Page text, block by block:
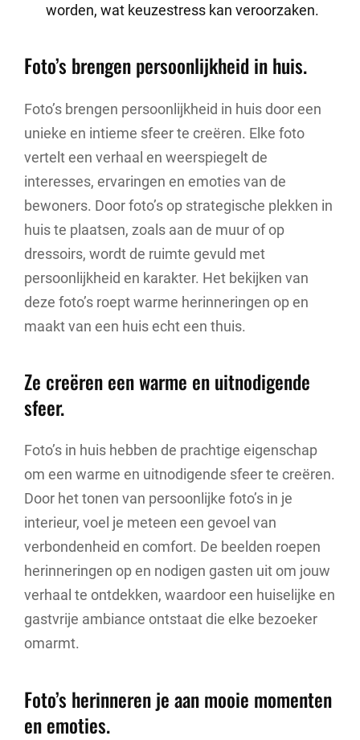
worden, wat keuzestress kan veroorzaken.
Foto’s brengen persoonlijkheid in huis.
Foto’s brengen persoonlijkheid in huis door een
unieke en intieme sfeer te creëren. Elke foto
vertelt een verhaal en weerspiegelt de
interesses, ervaringen en emoties van de
bewoners. Door foto’s op strategische plekken in
huis te plaatsen, zoals aan de muur of op
dressoirs, wordt de ruimte gevuld met
persoonlijkheid en karakter. Het bekijken van
deze foto’s roept warme herinneringen op en
maakt van een huis echt een thuis.
Ze creëren een warme en uitnodigende
sfeer.
Foto’s in huis hebben de prachtige eigenschap
om een warme en uitnodigende sfeer te creëren.
Door het tonen van persoonlijke foto’s in je
interieur, voel je meteen een gevoel van
verbondenheid en comfort. De beelden roepen
herinneringen op en nodigen gasten uit om jouw
verhaal te ontdekken, waardoor een huiselijke en
gastvrije ambiance ontstaat die elke bezoeker
omarmt.
Foto’s herinneren je aan mooie momenten
en emoties.